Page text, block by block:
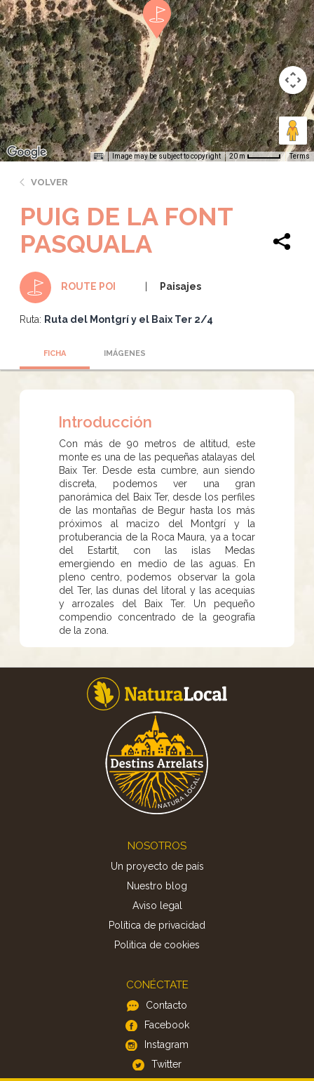
Image may be subject to copyright 20 m Terms
VOLVER
PUIG DE LA FONT
PASQUALA
ROUTE POI Paisajes
Ruta: Ruta del Montgrí y el Baix Ter 2/4
FICHA IMÁGENES
Introducción
Con más de 90 metros de altitud, este
monte es una de las pequeñas atalayas del
Baix Ter. Desde esta cumbre, aun siendo
discreta, podemos ver una gran
panorámica del Baix Ter, desde los perfiles
de las montañas de Begur hasta los más
próximos al macizo del Montgrí y la
protuberancia de la Roca Maura, ya a tocar
del Estartit, con las islas Medas
emergiendo en medio de las aguas. En
pleno centro, podemos observar la gola
del Ter, las dunas del litoral y las acequias
y arrozales del Baix Ter. Un pequeño
compendio concentrado de la geografía
de la zona.
NOSOTROS
Un proyecto de país
Nuestro blog
Aviso legal
Política de privacidad
Politica de cookies
CONÉCTATE
Contacto
Facebook
Instagram
Twitter